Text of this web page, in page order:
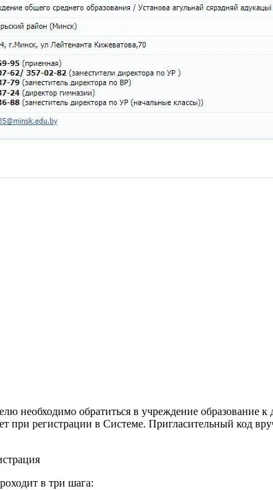
необходимо обратиться в учреждение образование
при регистрации в Системе. Пригласительный код
в три шага: